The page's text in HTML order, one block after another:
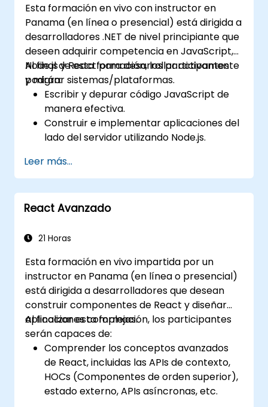
Esta formación en vivo con instructor en
Panama (en línea o presencial) está dirigida a
desarrolladores .NET de nivel principiante que
deseen adquirir competencia en JavaScript,
Node.js y React para desarrollar activamente
y migrar sistemas/plataformas.
Al final de esta formación, los participantes
podrán:
Escribir y depurar código JavaScript de
manera efectiva.
Construir e implementar aplicaciones del
lado del servidor utilizando Node.js.
dinámicas y responsivas con React.
Integrar componentes front-end y back-
end para crear aplicaciones full-stack.
Comprender las mejores prácticas para
plataformas modernas basadas en
Leer más...
React Avanzado
21 Horas
Esta formación en vivo impartida por un
instructor en Panama (en línea o presencial)
está dirigida a desarrolladores que desean
construir componentes de React y diseñar
aplicaciones complejas.
Al finalizar esta formación, los participantes
serán capaces de:
Comprender los conceptos avanzados
de React, incluidas las APIs de contexto,
HOCs (Componentes de orden superior),
estado externo, APIs asíncronas, etc.